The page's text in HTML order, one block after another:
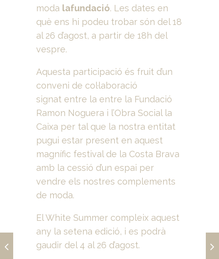
moda lafundació. Les dates en
què ens hi podeu trobar són del 18
al 26 d’agost, a partir de 18h del
vespre.
Aquesta participació és fruit d’un
conveni de col·laboració
signat entre la entre la Fundació
Ramon Noguera i l’Obra Social la
Caixa per tal que la nostra entitat
pugui estar present en aquest
magnífic festival de la Costa Brava
amb la cessió d’un espai per
vendre els nostres complements
de moda.
El White Summer compleix aquest
any la setena edició, i es podrà
gaudir del 4 al 26 d’agost.